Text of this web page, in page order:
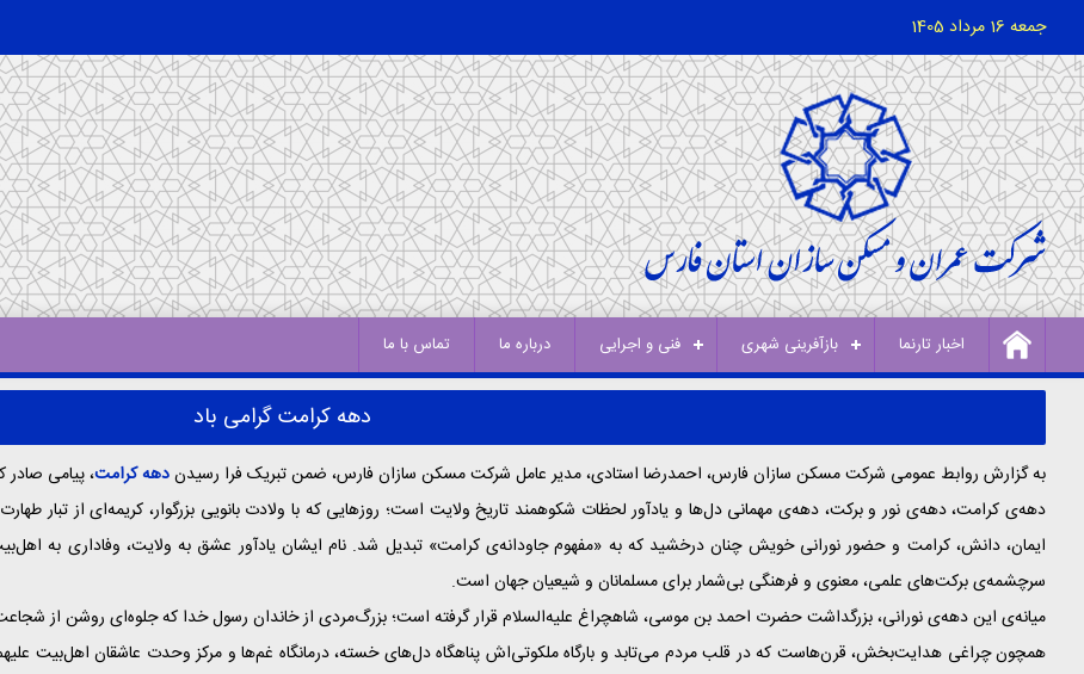
جمعه 16 مرداد 1405
اخبار تارنما بازآفرینی شهری فنی و اجرایی درباره ما تماس با ما
دهه کرامت گرامی باد
به گزارش روابط عمومی شرکت مسکن سازان فارس، احمدرضا استادی، مدیر عامل شرکت مسکن سازان فارس، ضمن تبریک فرا رسیدندهه کرامت، پیامی صادر
دهه‌ی کرامت، دهه‌ی نور و برکت، دهه‌ی مهمانی دل‌ها و یادآور لحظات شکوهمند تاریخ ولایت است؛ روزهایی که با ولادت بانویی بزرگوار، کریمه‌ای از تبار
ایمان، دانش، کرامت و حضور نورانی خویش چنان درخشید که به «مفهوم جاودانه‌ی کرامت» تبدیل شد. نام ایشان یادآور عشق به ولایت، وفاداری به
سرچشمه‌ی برکت‌های علمی، معنوی و فرهنگی بی‌شمار برای مسلمانان و شیعیان جهان است.
میانه‌ی این دهه‌ی نورانی، بزرگداشت حضرت احمد بن موسی، شاهچراغ علیه‌السلام قرار گرفته است؛ بزرگ‌مردی از خاندان رسول خدا که جلوه‌ای روشن از
همچون چراغی هدایت‌بخش، قرن‌هاست که در قلب مردم می‌تابد و بارگاه ملکوتی‌اش پناهگاه دل‌های خسته، درمانگاه غم‌ها و مرکز وحدت عاشقان اهل‌بیت